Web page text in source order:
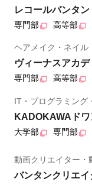
レコールバンタン
専門部 高等部
ヘアメイク・ネイル
ヴィーナスアカデ
専門部 高等部
IT・プログラミング
KADOKAWAド
大学部 専門部
動画クリエイター・
バンタンクリエ